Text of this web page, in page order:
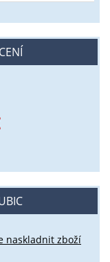
naskladnit zboží